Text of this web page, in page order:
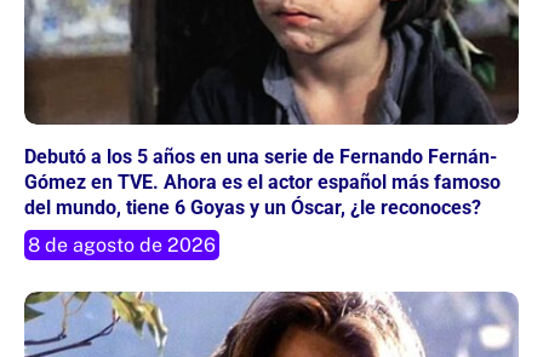
Debutó a los 5 años en una serie de Fernando Fernán-
Gómez en TVE. Ahora es el actor español más famoso
del mundo, tiene 6 Goyas y un Óscar, ¿le reconoces?
8 de agosto de 2026